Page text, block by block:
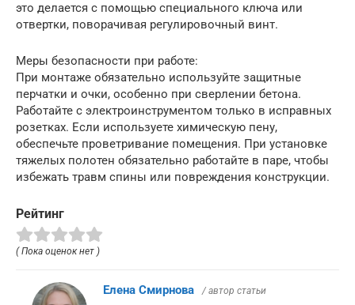
это делается с помощью специального ключа или
отвертки, поворачивая регулировочный винт.
Меры безопасности при работе:
При монтаже обязательно используйте защитные
перчатки и очки, особенно при сверлении бетона.
Работайте с электроинструментом только в исправных
розетках. Если используете химическую пену,
обеспечьте проветривание помещения. При установке
тяжелых полотен обязательно работайте в паре, чтобы
избежать травм спины или повреждения конструкции.
Рейтинг
( Пока оценок нет )
Елена Смирнова / автор статьи